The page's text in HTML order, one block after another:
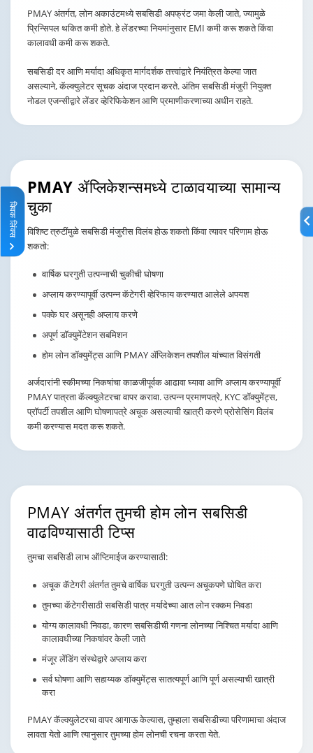
क्विक लिंक्स
क्विक लिंक्स
PMAY अंतर्गत, लोन अकाउंटमध्ये सबसिडी अपफ्रंट जमा केली जाते, ज्यामुळे
प्रिन्सिपल थकित कमी होते. हे लेंडरच्या नियमांनुसार EMI कमी करू शकते किंवा
कालावधी कमी करू शकते.
सबसिडी दर आणि मर्यादा अधिकृत मार्गदर्शक तत्त्वांद्वारे नियंत्रित केल्या जात
असल्याने, कॅल्क्युलेटर सूचक अंदाज प्रदान करते. अंतिम सबसिडी मंजुरी नियुक्त
नोडल एजन्सीद्वारे लेंडर व्हेरिफिकेशन आणि प्रमाणीकरणाच्या अधीन राहते.
PMAY ॲप्लिकेशन्समध्येटाळावयाच्या सामान्य
चुका
विशिष्ट त्रुटींमुळे सबसिडी मंजुरीस विलंब होऊ शकतो किंवा त्यावर परिणाम होऊ
शकतो:
वार्षिक घरगुती उत्पन्नाची चुकीची घोषणा
अप्लाय करण्यापूर्वी उत्पन्न कॅटेगरी व्हेरिफाय करण्यात आलेले अपयश
पक्के घर असूनही अप्लाय करणे
अपूर्ण डॉक्युमेंटेशन सबमिशन
होम लोन डॉक्युमेंट्स आणि PMAY ॲप्लिकेशन तपशील यांच्यात विसंगती
अर्जदारांनी स्कीमच्या निकषांचा काळजीपूर्वक आढावा घ्यावा आणि अप्लाय करण्यापूर्वी
PMAY पात्रता कॅल्क्युलेटरचा वापर करावा. उत्पन्न प्रमाणपत्रे, KYC डॉक्युमेंट्स,
प्रॉपर्टी तपशील आणि घोषणापत्रे अचूक असल्याची खात्री करणे प्रोसेसिंग विलंब
कमी करण्यास मदत करू शकते.
PMAY अंतर्गत तुमची होमलोन सबसिडी
वाढविण्यासाठी टिप्स
तुमचा सबसिडी लाभ ऑप्टिमाईज करण्यासाठी:
अचूक कॅटेगरी अंतर्गत तुमचे वार्षिक घरगुती उत्पन्न अचूकपणे घोषित करा
तुमच्या कॅटेगरीसाठी सबसिडी पात्र मर्यादेच्या आत लोन रक्कम निवडा
योग्य कालावधी निवडा, कारण सबसिडीची गणना लोनच्या निश्चित मर्यादा आणि
कालावधीच्या निकषांवर केली जाते
मंजूर लेंडिंग संस्थेद्वारे अप्लाय करा
सर्व घोषणा आणि सहाय्यक डॉक्युमेंट्स सातत्यपूर्ण आणि पूर्ण असल्याची खात्री
करा
PMAY कॅल्क्युलेटरचा वापर आगाऊ केल्यास, तुम्हाला सबसिडीच्या परिणामाचा अंदाज
लावता येतो आणि त्यानुसार तुमच्या होम लोनची रचना करता येते.